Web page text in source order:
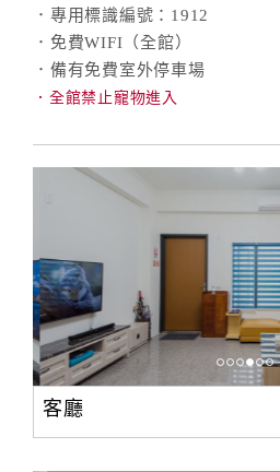
．專用標識編號：1912
．免費WIFI（全館）
．備有免費室外停車場
．全館禁止寵物進入
客廳